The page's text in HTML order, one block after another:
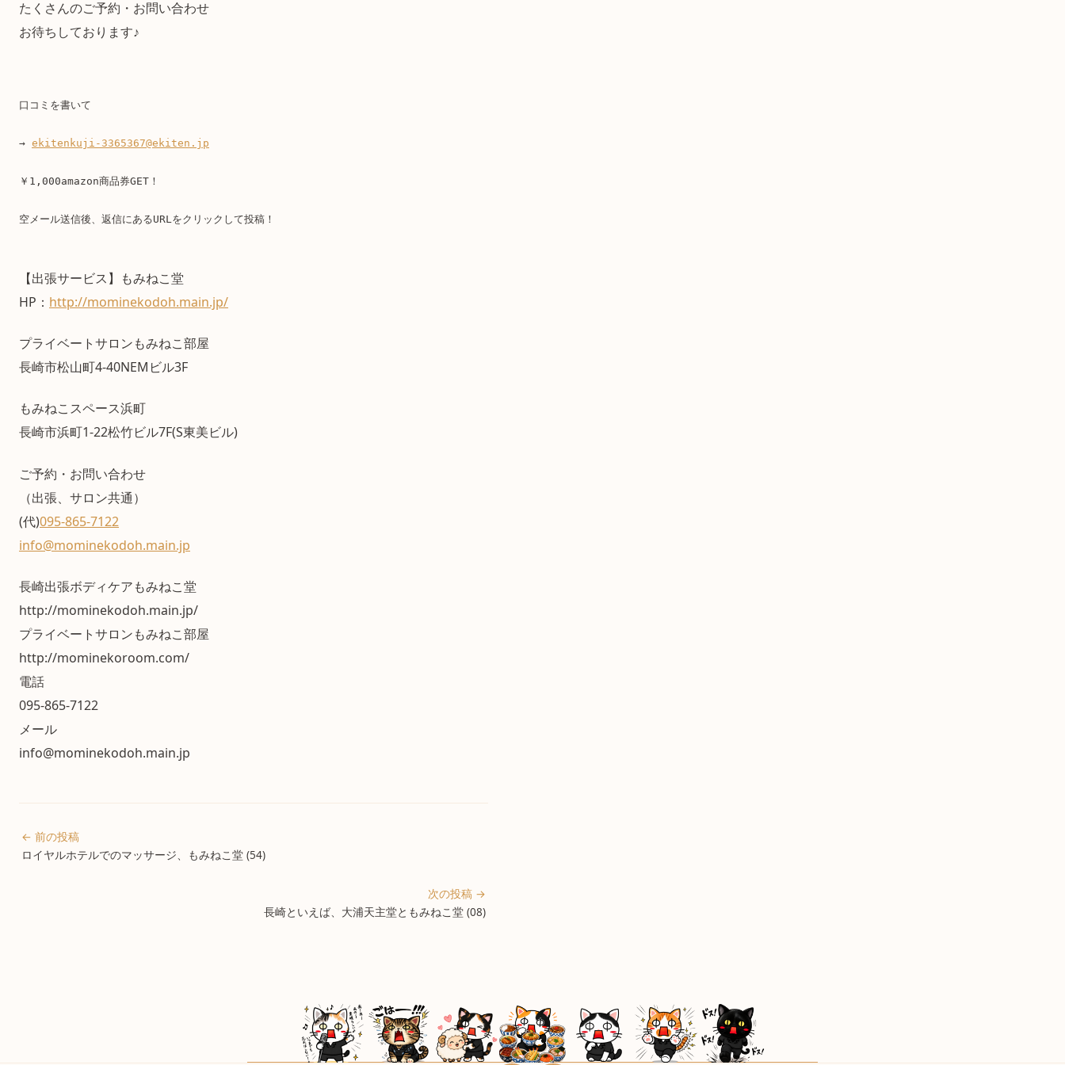
たくさんのご予約・お問い合わせ
お待ちしております♪
口コミを書いて
→ ekitenkuji-3365367@ekiten.jp
￥1,000amazon商品券GET！
空メール送信後、返信にあるURLをクリックして投稿！
【出張サービス】もみねこ堂
HP： http://mominekodoh.main.jp/
プライベートサロンもみねこ部屋
長崎市松山町4-40NEMビル3F
もみねこスペース浜町
長崎市浜町1-22松竹ビル7F(S東美ビル)
ご予約・お問い合わせ
（出張、サロン共通）
(代)095-865-7122
info@mominekodoh.main.jp
長崎出張ボディケアもみねこ堂
http://mominekodoh.main.jp/
プライベートサロンもみねこ部屋
http://mominekoroom.com/
電話
095-865-7122
メール
info@mominekodoh.main.jp
← 前の投稿
ロイヤルホテルでのマッサージ、もみねこ堂 (54)
次の投稿 →
長崎といえば、大浦天主堂ともみねこ堂 (08)